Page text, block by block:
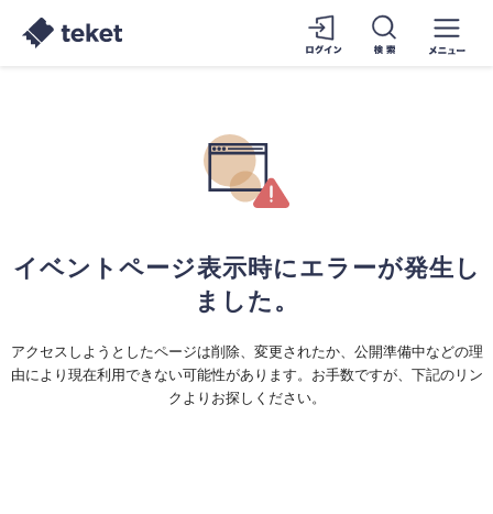
イベントページ表示時にエラーが発生し
ました。
アクセスしようとしたページは削除、変更されたか、公開準備中などの理
由により現在利用できない可能性があります。お手数ですが、下記のリン
クよりお探しください。